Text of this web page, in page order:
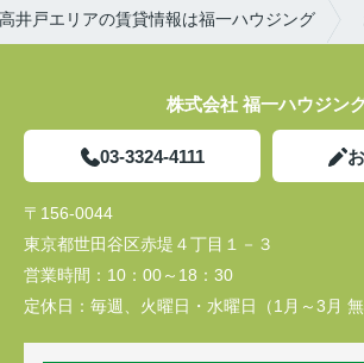
井戸エリアの賃貸情報は福一ハウジング
株式会社 福一ハウジン
03-3324-4111
〒156-0044
東京都世田谷区赤堤４丁目１－３
営業時間： 10：00～18：30
定休日： 毎週、火曜日・水曜日（1月～3月 無